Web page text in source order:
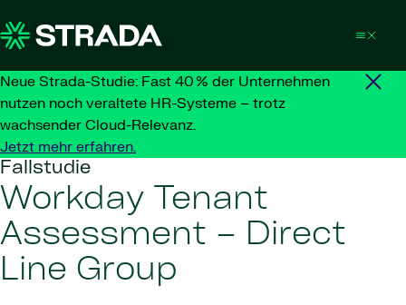
Neue Strada-Studie: Fast 40 % der Unternehmen
nutzen noch veraltete HR-Systeme – trotz
wachsender Cloud-Relevanz.
Jetzt mehr erfahren.
Fallstudie
Workday Tenant
Assessment – Direct
Line Group